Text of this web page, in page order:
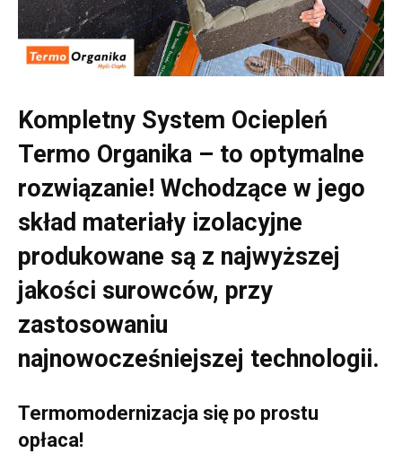
Kompletny System Ociepleń
Termo Organika – to optymalne
rozwiązanie! Wchodzące w jego
skład materiały izolacyjne
produkowane są z najwyższej
jakości surowców, przy
zastosowaniu
najnowocześniejszej technologii.
Termomodernizacja się po prostu
opłaca!